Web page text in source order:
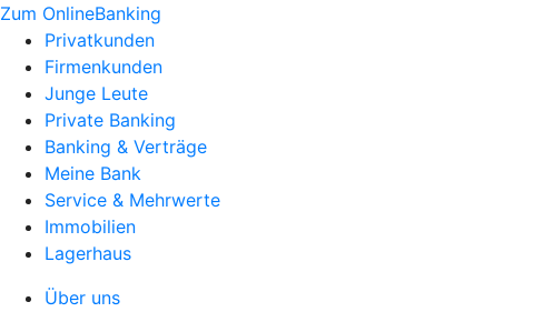
Zum OnlineBanking
Privatkunden
Firmenkunden
Junge Leute
Private Banking
Banking & Verträge
Meine Bank
Service & Mehrwerte
Immobilien
Lagerhaus
Über uns